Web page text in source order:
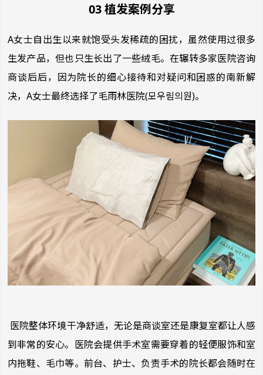
03 植发案例分享
A女士自出生以来就饱受头发稀疏的困扰，虽然使用过很多
生发产品，但也只生长出了一些绒毛。在辗转多家医院咨询
商谈后后，因为院长的细心接待和对疑问和困惑的南新解
决，A女士最终选择了毛雨林医院(모우림의원)。
医院整体环境干净舒适，无论是商谈室还是康复室都让人感
到非常的安心。医院会提供手术室需要穿着的轻便服饰和室
内拖鞋、毛巾等。前台、护士、负责手术的院长都会随时在